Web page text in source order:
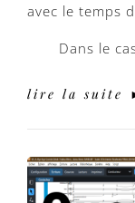
avec le temps
Dans le
lire la suite